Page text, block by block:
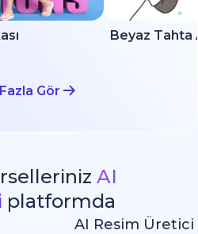
Beyaz Tahta
Gör
AI
platformda
AI Resim Üretici